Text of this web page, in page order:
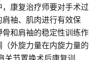
康复治疗师要对手术过
袖、肌肉进行有效保
和肩袖的稳定性训练作
外旋力量在内旋力量的
关节置换术后康复训